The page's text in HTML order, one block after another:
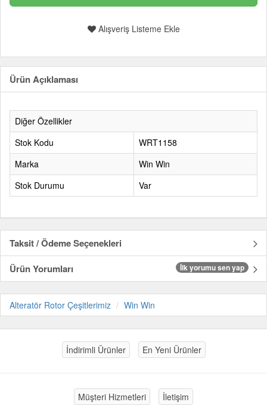
Alışveriş Listeme Ekle
Ürün Açıklaması
Diğer Özellikler
Stok Kodu
WRT1158
Marka
Win Win
Stok Durumu
Var
Taksit / Ödeme Seçenekleri
Ürün Yorumları
İlk yorumu sen yap
Alteratör Rotor Çeşitlerimiz Win Win
İndirimli Ürünler En Yeni Ürünler
Müşteri Hizmetleri İletişim